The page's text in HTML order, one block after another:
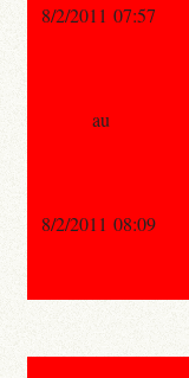
8/2/2011 07:57
au
8/2/2011 08:09